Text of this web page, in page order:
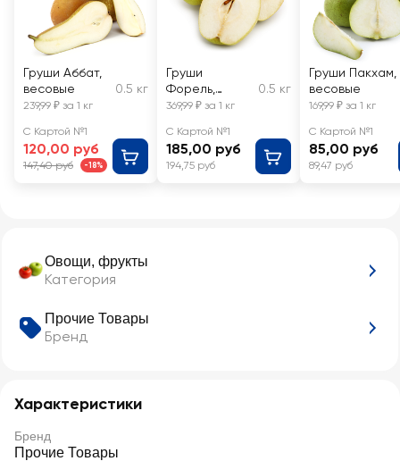
Овощи, фрукты
Категория
Прочие Товары
Бренд
Характеристики
Бренд
Прочие Товары
Груши Аббат,
весовые
0.5 кг
239,99 ₽ за 1 кг
С Картой №1
120,00 руб
147,40 руб -18%
Груши
Форель,
весовые
0.5 кг
369,99 ₽ за 1 кг
С Картой №1
185,00 руб
194,75 руб
Груши Пакхам,
весовые
169,99 ₽ за 1 кг
С Картой №1
85,00 руб
89,47 руб